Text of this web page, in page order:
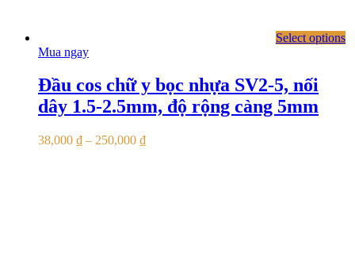
Select options
Mua ngay
Đầu cos chữ y bọc nhựa SV2-5, nối
dây 1.5-2.5mm, độ rộng càng 5mm
38,000 ₫ – 250,000 ₫